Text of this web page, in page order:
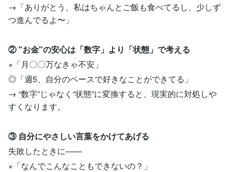
→「ありがとう、私はちゃんとご飯も食べてるし、少しず
つ進んでるよ〜」
② "お金"の安心は「数字」より「状態」で考える
×「月〇〇万なきゃ不安」
◎「週5、自分のペースで好きなことができてる」
→ “数字”じゃなく“状態”に変換すると、現実的に対処しや
すくなります。
③ 自分にやさしい言葉をかけてあげる
失敗したときに——
×「なんでこんなこともできないの？」